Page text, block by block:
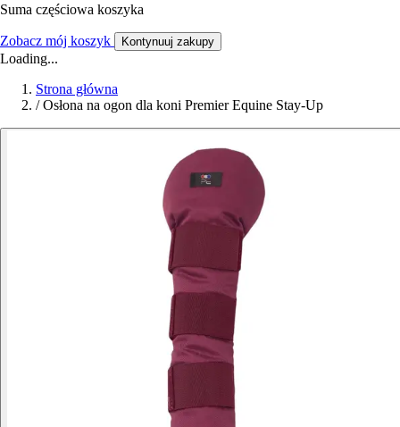
Suma częściowa koszyka
Zobacz mój koszyk Kontynuuj zakupy
Loading...
Strona główna
/ Osłona na ogon dla koni Premier Equine Stay-Up